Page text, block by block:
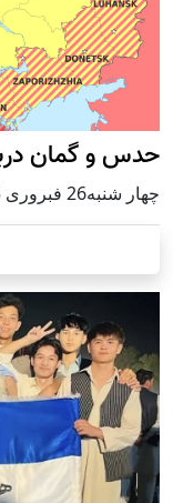
حدس و گمان
چهار شنبه26 فبروری 2025